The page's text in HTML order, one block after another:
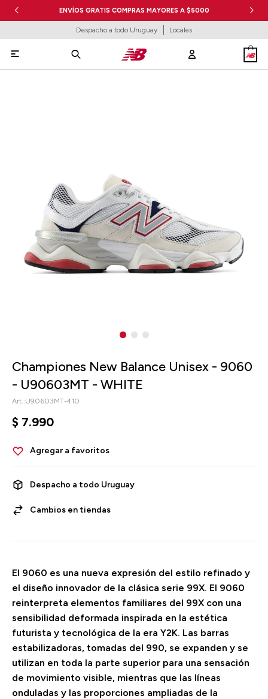
ENVÍOS GRATIS COMPRAS MAYORES A $5000
Despacho a todo Uruguay Locales

Championes New Balance Unisex - 9060
- U90603MT - WHITE
U90603MT-410
$ 7.990
Despacho a todo Uruguay
Cambios en tiendas
El 9060 es una nueva expresión del estilo refinado y
el diseño innovador de la clásica serie 99X. El 9060
reinterpreta elementos familiares del 99X con una
sensibilidad deformada inspirada en la estética
futurista y tecnológica de la era Y2K. Las barras
estabilizadoras, tomadas del 990, se expanden y se
utilizan en toda la parte superior para una sensación
de movimiento visible, mientras que las líneas
onduladas y las proporciones ampliadas de la